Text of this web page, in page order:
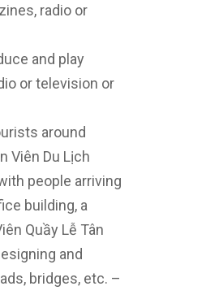
radio or
and play
or television or
around
Viên Du Lịch
people arriving
building, a
Quầy Lễ Tân
and
bridges, etc. –